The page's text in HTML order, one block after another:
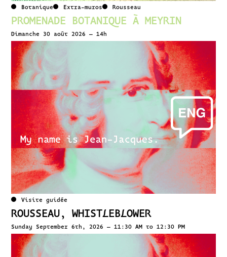
Botanique Extra-muros Rousseau
PROMENADE BOTANIQUE À MEYRIN
Dimanche 30 août 2026 – 14h
Visite guidée
ROUSSEAU, WHISTLEBLOWER
Sunday September 6th, 2026 – 11:30 AM to 12:30 PM